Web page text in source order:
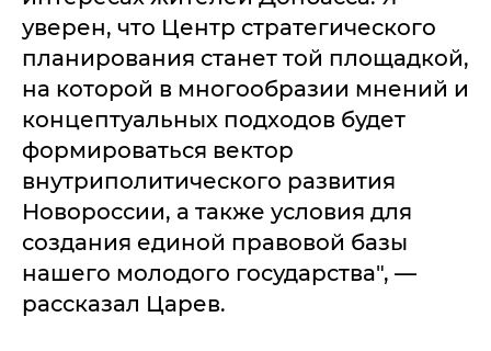
уверен, что Центр стратегического
планирования станет той площадкой,
на которой в многообразии мнений и
концептуальных подходов будет
формироваться вектор
внутриполитического развития
Новороссии, а также условия для
создания единой правовой базы
нашего молодого государства", —
рассказал Царев.